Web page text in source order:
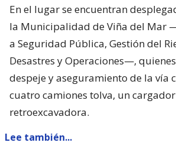
En el lugar se encuentran
la Municipalidad de Viña del Mar
a Seguridad Pública, Gestión del
Desastres y Operaciones—,
despeje y aseguramiento de la vía
cuatro camiones tolva, un
retroexcavadora.
Lee también...